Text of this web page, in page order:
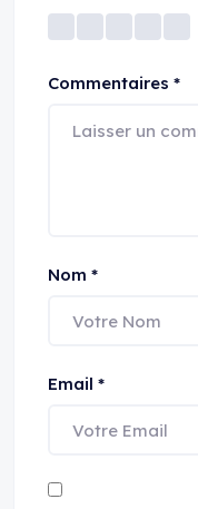
Commentaires *
Nom *
Email *